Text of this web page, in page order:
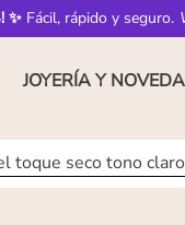
✨ Fácil, rápido y seguro.
JOYERÍA Y
toque seco tono